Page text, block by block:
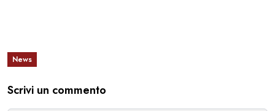
News
Scrivi un commento